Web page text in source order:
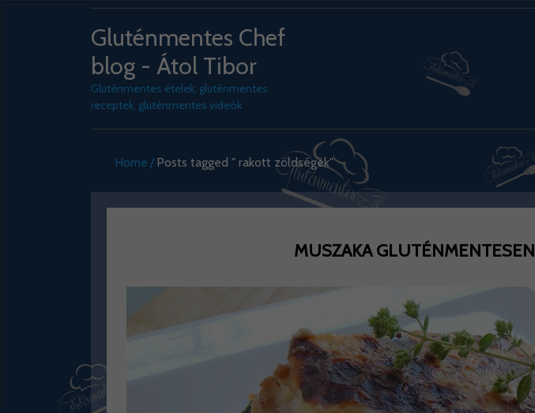
Gluténmentes Chef
blog - Átol Tibor
Gluténmentes ételek, gluténmentes
receptek, gluténmentes videók
Home Posts tagged " rakott zöldségek"
MUSZAKA GLUTÉNMENTESEN